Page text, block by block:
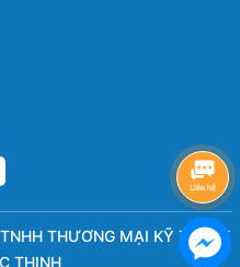
THƯƠNG MẠI KỸ THUẬT
THỊNH